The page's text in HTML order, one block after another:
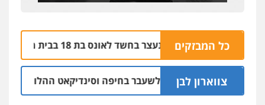
כל המבזקים
בת ים: בן 51 נעצר בחשד לאונס בת 18 בבית מלון 06.08 | 21:59
צווארון לבן
אישום: יו"ר ש"ס לשעבר בחיפה וסינדיקאט ההלוואות של